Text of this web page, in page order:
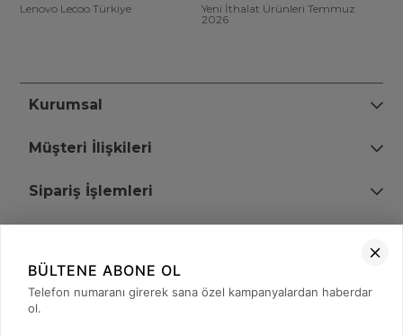
Lenovo Lecoo Türkiye
Yeni İthalat Ürünleri Temmuz
2026
Kurumsal
Müşteri İlişkileri
Sipariş İşlemleri
+90 (850) 473 08 08
BÜLTENE ABONE OL
Telefon numaranı girerek sana özel kampanyalardan haberdar
ol.